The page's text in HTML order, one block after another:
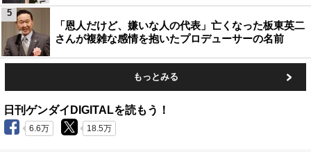
「恩人だけど、嫌いな人の代表」亡くなった板東英二
さんが複雑な感情を抱いたプロデューサーの名前
5
もっとみる
日刊ゲンダイDIGITALを読もう！
6.6万 18.5万